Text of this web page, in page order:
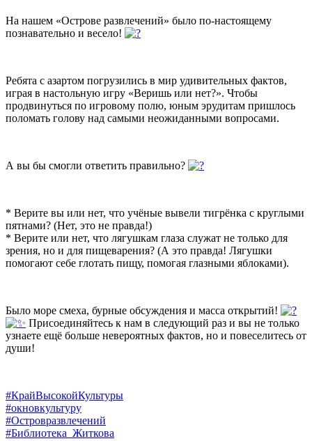
На нашем «Острове развлечений» было по-настоящему
познавательно и весело!
Ребята с азартом погрузились в мир удивительных фактов,
играя в настольную игру «Веришь или нет?». Чтобы
продвинуться по игровому полю, юным эрудитам пришлось
поломать голову над самыми неожиданными вопросами.
А вы бы смогли ответить правильно?
* Верите вы или нет, что учёные вывели тигрёнка с круглыми
пятнами? (Нет, это не правда!)
* Верите или нет, что лягушкам глаза служат не только для
зрения, но и для пищеварения? (А это правда! Лягушки
помогают себе глотать пищу, помогая глазными яблоками).
Было море смеха, бурные обсуждения и масса открытий!
Присоединяйтесь к нам в следующий раз и вы не только
узнаете ещё больше невероятных фактов, но и повеселитесь от
души!
#КрайВысокойКультуры
#окновкультуру
#Островразвлечений
#Библиотека_Житкова